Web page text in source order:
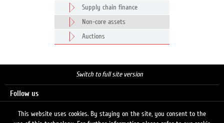
Supply chain finance
Non-core assets
Auctions
Switch to full site version
Follow us
This website uses cookies. By staying on the site, you consent to the